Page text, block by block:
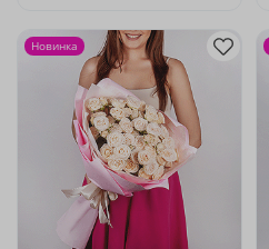
Новинка